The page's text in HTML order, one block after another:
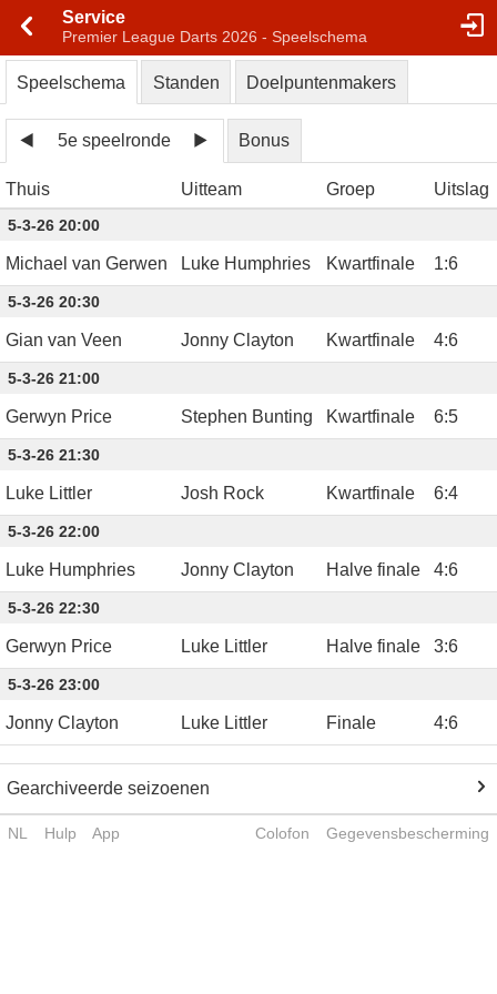
Service
Premier League Darts 2026 - Speelschema
Speelschema Standen Doelpuntenmakers
5e speelronde Bonus
Thuis Uitteam Groep Uitslag
5-3-26 20:00
Michael van Gerwen Luke Humphries Kwartfinale 1:6
5-3-26 20:30
Gian van Veen Jonny Clayton Kwartfinale 4:6
5-3-26 21:00
Gerwyn Price Stephen Bunting Kwartfinale 6:5
5-3-26 21:30
Luke Littler Josh Rock Kwartfinale 6:4
5-3-26 22:00
Luke Humphries Jonny Clayton Halve finale 4:6
5-3-26 22:30
Gerwyn Price Luke Littler Halve finale 3:6
5-3-26 23:00
Jonny Clayton Luke Littler Finale 4:6
Gearchiveerde seizoenen
NL Hulp App Colofon Gegevensbescherming